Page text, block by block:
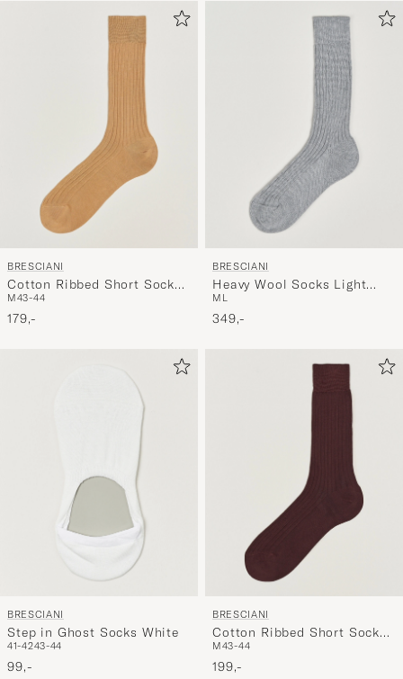
BRESCIANI
Cotton Ribbed Short Socks
Light Khaki
M43-44
179,-
BRESCIANI
Heavy Wool Socks Light
Grey
M L
349,-
BRESCIANI
Step in Ghost Socks White
41-4243-44
99,-
BRESCIANI
Cotton Ribbed Short Socks
Burgundy
M43-44
199,-